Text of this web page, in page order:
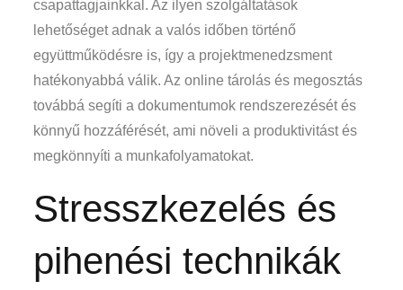
csapattagjainkkal. Az ilyen szolgáltatások
lehetőséget adnak a valós időben történő
együttműködésre is, így a projektmenedzsment
hatékonyabbá válik. Az online tárolás és megosztás
továbbá segíti a dokumentumok rendszerezését és
könnyű hozzáférését, ami növeli a produktivitást és
megkönnyíti a munkafolyamatokat.
Stresszkezelés és
pihenési technikák